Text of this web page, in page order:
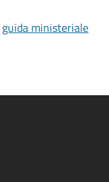
guida ministeriale